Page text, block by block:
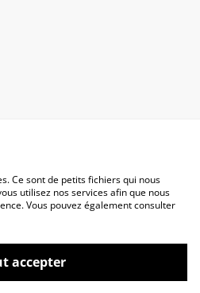
Ce sont de petits fichiers qui nous
utilisez nos services afin que nous
Vous pouvez également consulter
accepter